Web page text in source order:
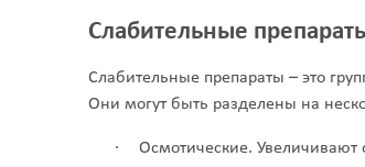
Слабительные
Слабительные препараты – это
Они могут быть разделены на
·
Осмотические.